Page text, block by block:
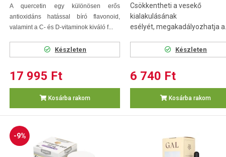
A quercetin egy különösen erős
antioxidáns hatással bíró flavonoid,
valamint a C- és D-vitaminok kiváló f...
Készleten
17 995 Ft
Kosárba rakom
Csökkentheti a vesekő
kialakulásának
esélyét, megakadályozhatja a...
Készleten
6 740 Ft
Kosárba rakom
-9%